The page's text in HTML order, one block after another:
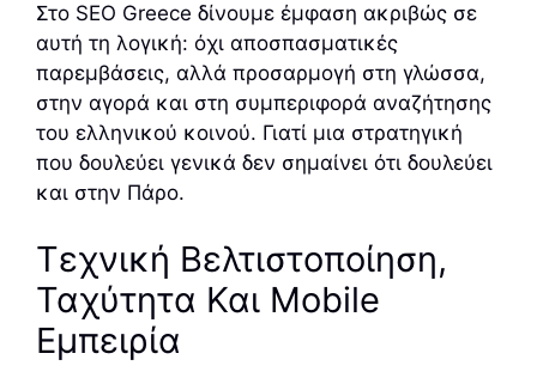
Στο SEO Greece δίνουμε έμφαση ακριβώς σε
αυτή τη λογική: όχι αποσπασματικές
παρεμβάσεις, αλλά προσαρμογή στη γλώσσα,
στην αγορά και στη συμπεριφορά αναζήτησης
του ελληνικού κοινού. Γιατί μια στρατηγική
που δουλεύει γενικά δεν σημαίνει ότι δουλεύει
και στην Πάρο.
Τεχνική Βελτιστοποίηση,
Ταχύτητα Και Mobile
Εμπειρία